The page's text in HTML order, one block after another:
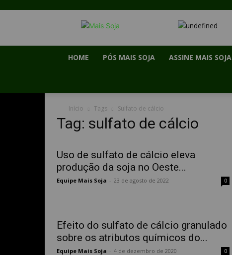
HOME PÓS MAIS SOJA ASSINE MAIS SOJA
Início Tags Sulfato de cálcio
Tag: sulfato de cálcio
Uso de sulfato de cálcio eleva
produção da soja no Oeste...
Equipe Mais Soja 23 de agosto de 2022 0
Efeito do sulfato de cálcio granulado
sobre os atributos químicos do...
Equipe Mais Soja 4 de dezembro de 2020 0